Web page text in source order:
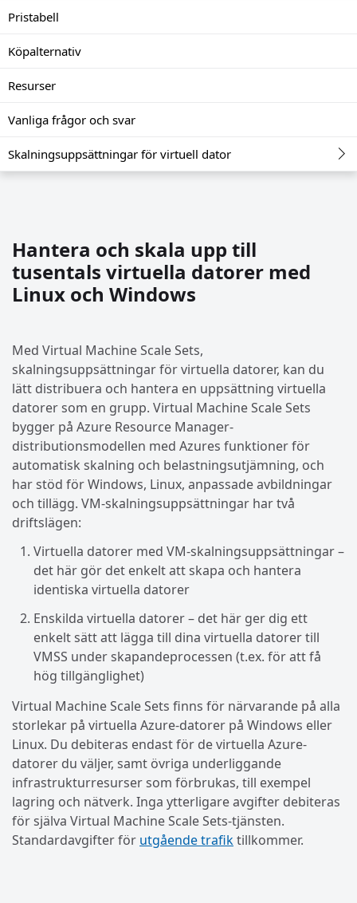
Pristabell
Köpalternativ
Resurser
Vanliga frågor och svar
Skalningsuppsättningar för virtuell dator
Hantera och skala upp till
tusentals virtuella datorer med
Linux och Windows
Med Virtual Machine Scale Sets,
skalningsuppsättningar för virtuella datorer, kan du
lätt distribuera och hantera en uppsättning virtuella
datorer som en grupp. Virtual Machine Scale Sets
bygger på Azure Resource Manager-
distributionsmodellen med Azures funktioner för
automatisk skalning och belastningsutjämning, och
har stöd för Windows, Linux, anpassade avbildningar
och tillägg. VM-skalningsuppsättningar har två
driftslägen:
Virtuella datorer med VM-skalningsuppsättningar –
det här gör det enkelt att skapa och hantera
identiska virtuella datorer
Enskilda virtuella datorer – det här ger dig ett
enkelt sätt att lägga till dina virtuella datorer till
VMSS under skapandeprocessen (t.ex. för att få
hög tillgänglighet)
Virtual Machine Scale Sets finns för närvarande på alla
storlekar på virtuella Azure-datorer på Windows eller
Linux. Du debiteras endast för de virtuella Azure-
datorer du väljer, samt övriga underliggande
infrastrukturresurser som förbrukas, till exempel
lagring och nätverk. Inga ytterligare avgifter debiteras
för själva Virtual Machine Scale Sets-tjänsten.
Standardavgifter för utgående trafiktillkommer.